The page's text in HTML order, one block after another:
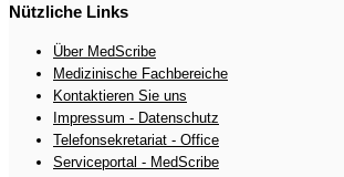
Nützliche Links
Über MedScribe
Medizinische Fachbereiche
Kontaktieren Sie uns
Impressum - Datenschutz
Telefonsekretariat - Office
Serviceportal - MedScribe